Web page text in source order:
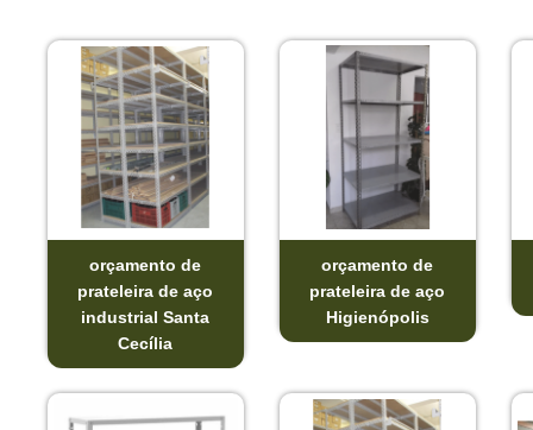
orçamento de
prateleira de aço
industrial Santa
Cecília
orçamento de
prateleira de aço
Higienópolis